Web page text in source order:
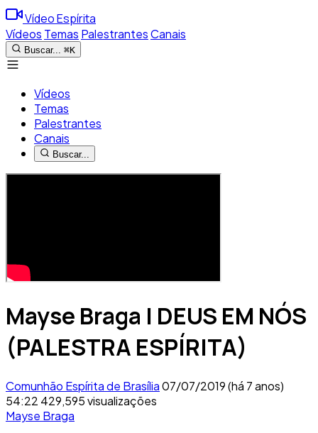
Vídeo Espírita
Vídeos Temas PalestrantesCanais
Buscar... ⌘K
Vídeos
Temas
Palestrantes
Canais
Buscar...
Mayse Braga | DEUS EM NÓS
(PALESTRA ESPÍRITA)
Comunhão Espírita de Brasília07/07/2019 (há 7 anos)
54:22 429,595 visualizações
Mayse Braga